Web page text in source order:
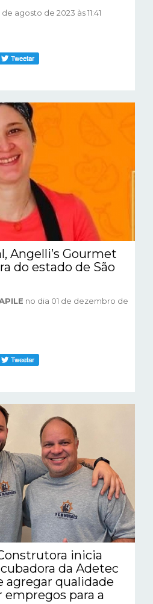
agosto de 2023 às 11:41
Angelli’s Gourmet
do estado de São
no dia 01 de dezembro de
inicia
da Adetec
agregar qualidade
empregos para a